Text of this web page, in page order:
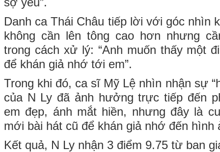
Danh ca Thái Châu tiếp lời với góc nhìn
không cần lên tông cao hơn nhưng
trong cách xử lý: “Anh muốn thấy một
để khán giả nhớ tới em”.
Trong khi đó, ca sĩ Mỹ Lệ nhìn nhận sự
của N Ly đã ảnh hưởng trực tiếp đến
em đẹp, ánh mắt hiền, nhưng đây là
mới bài hát cũ để khán giả nhớ đến hình
Kết quả, N Ly nhận 3 điểm 9.75 từ ban